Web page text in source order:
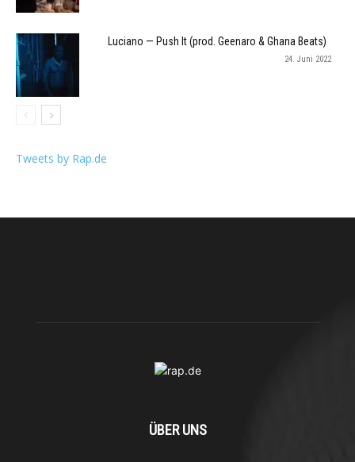
Luciano — Push It (prod. Geenaro & Ghana Beats)
24. Juni 2022
Tweets by Rap.de
ÜBER UNS